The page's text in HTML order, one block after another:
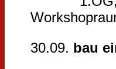
30.09. bau